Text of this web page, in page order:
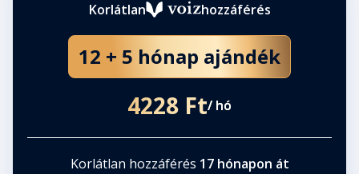
Korlátlan
hozzáférés
12 + 5 hónap ajándék
4228 Ft/ hó
Korlátlan hozzáférés 17 hónapon át